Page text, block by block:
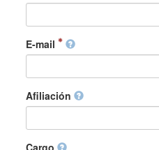
E-mail
Afiliación
Cargo